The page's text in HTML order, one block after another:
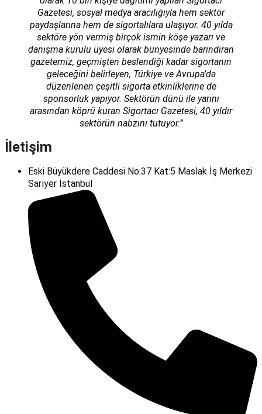
Gazetesi, sosyal medya aracılığıyla hem sektör
paydaşlarına hem de sigortalılara ulaşıyor. 40 yılda
sektöre yön vermiş birçok ismin köşe yazarı ve
danışma kurulu üyesi olarak bünyesinde barındıran
gazetemiz, geçmişten beslendiği kadar sigortanın
geleceğini belirleyen, Türkiye ve Avrupa’da
düzenlenen çeşitli sigorta etkinliklerine de
sponsorluk yapıyor. Sektörün dünü ile yarını
arasından köprü kuran Sigortacı Gazetesi, 40 yıldır
sektörün nabzını tutuyor.”
İletişim
Eski Büyükdere Caddesi No:37 Kat:5 Maslak İş Merkezi
Sarıyer İstanbul